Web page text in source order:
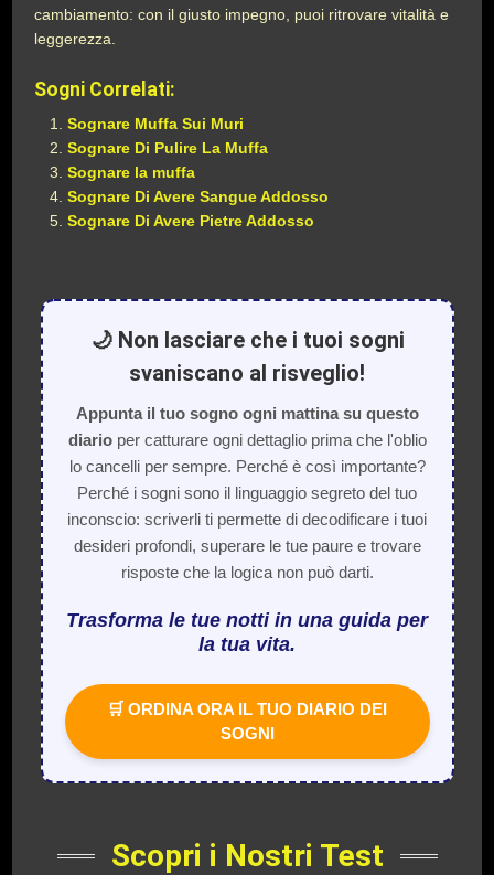
cambiamento: con il giusto impegno, puoi ritrovare vitalità e
leggerezza.
Sogni Correlati:
Sognare Muffa Sui Muri
Sognare Di Pulire La Muffa
Sognare la muffa
Sognare Di Avere Sangue Addosso
Sognare Di Avere Pietre Addosso
🌙 Non lasciare che i tuoi sogni
svaniscano al risveglio!
Appunta il tuo sogno ogni mattina su questo
diarioper catturare ogni dettaglio prima che l'oblio
lo cancelli per sempre. Perché è così importante?
Perché i sogni sono il linguaggio segreto del tuo
inconscio: scriverli ti permette di decodificare i tuoi
desideri profondi, superare le tue paure e trovare
risposte che la logica non può darti.
Trasforma le tue notti in una guida per
la tua vita.
🛒 ORDINA ORA IL TUO DIARIO DEI
SOGNI
Scopri i Nostri Test